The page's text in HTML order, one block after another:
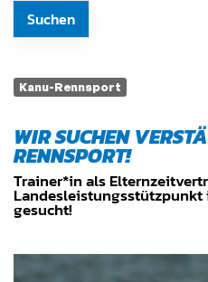
Kanu-Rennsport
WIR SUCHEN
RENNSPORT!
Trainer*in als
Landesleistungsstützpunkt
gesucht!